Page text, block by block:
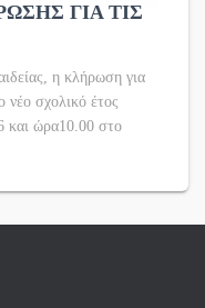
ΓΙΑ ΤΙΣ
η κλήρωση για
νέο σχολικό έτος
και ώρα10.00 στο